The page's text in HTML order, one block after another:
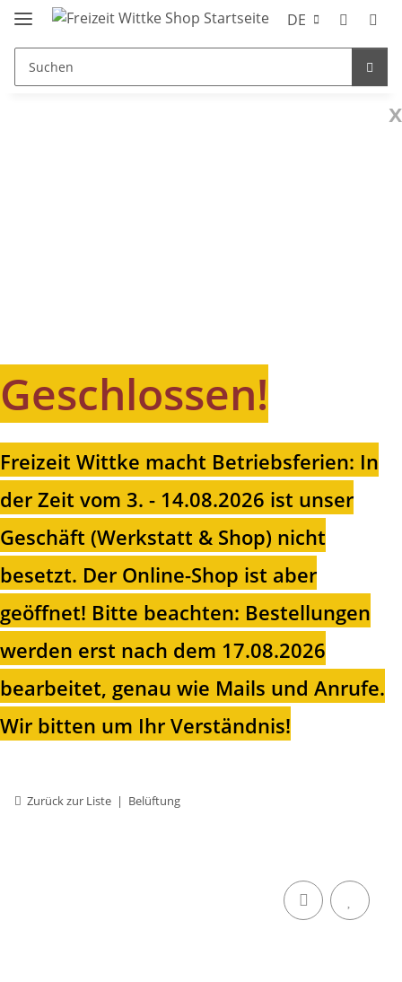
DE
x
Geschlossen!
Freizeit Wittke macht Betriebsferien: In
der Zeit vom 3. - 14.08.2026 ist unser
Geschäft (Werkstatt & Shop) nicht
besetzt. Der Online-Shop ist aber
geöffnet! Bitte beachten: Bestellungen
werden erst nach dem 17.08.2026
bearbeitet, genau wie Mails und Anrufe.
Wir bitten um Ihr Verständnis!
Zurück zur Liste Belüftung